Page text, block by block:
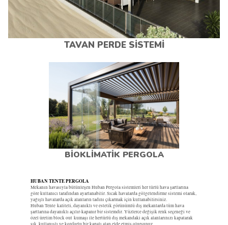
TAVAN PERDE SİSTEMİ
BİOKLİMATİK PERGOLA
HUBAN TENTE PERGOLA
Mekanın havasıyla bütünleşen Huban Pergola sistemleri her türlü hava şartlarına
göre kullanıcı tarafından ayarlanabilir. Sıcak havalarda gölgelendirme sistemi olarak,
yağışlı havalarda açık alanların tadını çıkarmak için kullanabilirsiniz.
Huban Tente kaliteli, dayanıklı ve estetik görünümlü dış mekanlarda tüm hava
şartlarına dayanıklı açılır-kapanır bir sistemdir. Yüzlerce değişik renk seçeneği ve
özel üretim block out kumaşı ile hertürlü dış mekandaki açık alanlarınızı kapatarak